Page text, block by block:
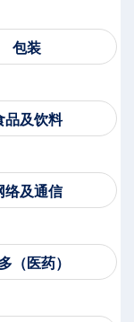
包装
品及饮料
络及通信
（医药）